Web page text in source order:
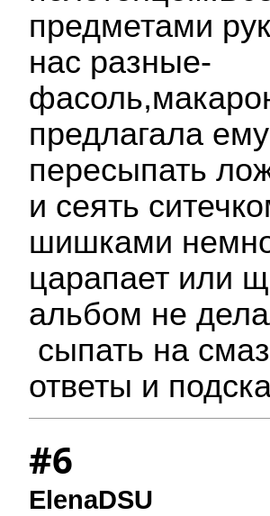
предметами
нас разные-
предлагала
пересыпать
и сеять
шишками
царапает или
альбом не
сыпать на
ответы и
#6
ElenaDSU